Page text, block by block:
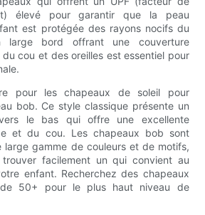
élevé pour garantir que la peau
est protégée des rayons nocifs du
large bord offrant une couverture
cou et des oreilles est essentiel pour
pour les chapeaux de soleil pour
bob. Ce style classique présente un
le bas qui offre une excellente
et du cou. Les chapeaux bob sont
large gamme de couleurs et de motifs,
facilement un qui convient au
enfant. Recherchez des chapeaux
50+ pour le plus haut niveau de